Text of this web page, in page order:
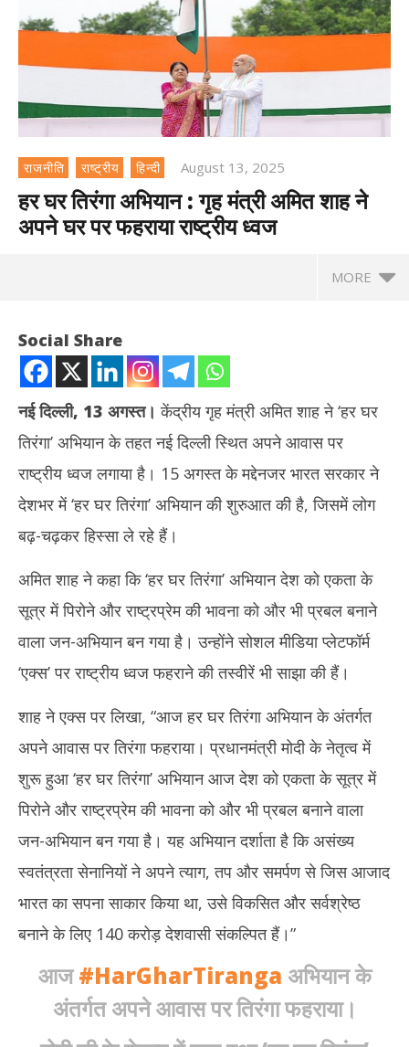
राजनीति राष्ट्रीय हिन्दी August 13, 2025
हर घर तिरंगा अभियान : गृह मंत्री अमित शाह ने
अपने घर पर फहराया राष्ट्रीय ध्वज
MORE
हर घर तिरंगा अभियान : गृह मंत्री अमित शाह ने अपने घर पर फहराया राष्ट्रीय ध्वज
August
13,
2025
Social Share
नई दिल्ली, 13 अगस्त। केंद्रीय गृह मंत्री अमित शाह ने ‘हर घर
तिरंगा’ अभियान के तहत नई दिल्ली स्थित अपने आवास पर
राष्ट्रीय ध्वज लगाया है। 15 अगस्त के मद्देनजर भारत सरकार ने
देशभर में ‘हर घर तिरंगा’ अभियान की शुरुआत की है, जिसमें लोग
बढ़-चढ़कर हिस्सा ले रहे हैं।
अमित शाह ने कहा कि ‘हर घर तिरंगा’ अभियान देश को एकता के
सूत्र में पिरोने और राष्ट्रप्रेम की भावना को और भी प्रबल बनाने
वाला जन-अभियान बन गया है। उन्होंने सोशल मीडिया प्लेटफॉर्म
‘एक्स’ पर राष्ट्रीय ध्वज फहराने की तस्वीरें भी साझा की हैं।
शाह ने एक्स पर लिखा, “आज हर घर तिरंगा अभियान के अंतर्गत
अपने आवास पर तिरंगा फहराया। प्रधानमंत्री मोदी के नेतृत्व में
शुरू हुआ ‘हर घर तिरंगा’ अभियान आज देश को एकता के सूत्र में
पिरोने और राष्ट्रप्रेम की भावना को और भी प्रबल बनाने वाला
जन-अभियान बन गया है। यह अभियान दर्शाता है कि असंख्य
स्वतंत्रता सेनानियों ने अपने त्याग, तप और समर्पण से जिस आजाद
भारत का सपना साकार किया था, उसे विकसित और सर्वश्रेष्ठ
बनाने के लिए 140 करोड़ देशवासी संकल्पित हैं।”
आज#HarGharTiranga अभियान के
अंतर्गत अपने आवास पर तिरंगा फहराया।